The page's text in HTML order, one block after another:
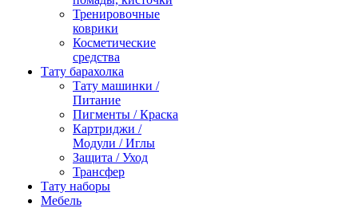
Тренировочные
коврики
Косметические
средства
Тату барахолка
Тату машинки /
Питание
Пигменты / Краска
Картриджи /
Модули / Иглы
Защита / Уход
Трансфер
Тату наборы
Мебель